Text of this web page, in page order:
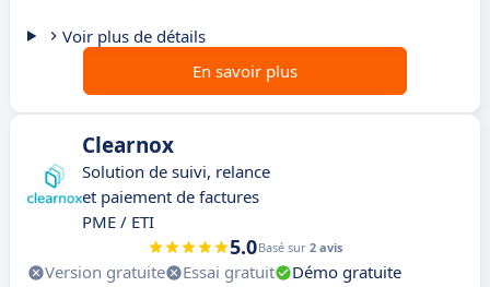
Voir plus de détails
En savoir plus
Clearnox
Solution de suivi, relance
et paiement de factures
PME / ETI
5.0Basé sur 2 avis
Version gratuite Essai gratuit
Démo gratuite